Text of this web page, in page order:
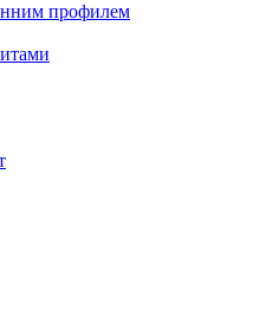
профилем